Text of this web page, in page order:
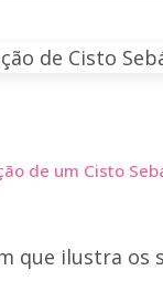
de um Cisto